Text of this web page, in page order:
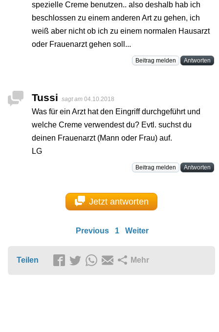
spezielle Creme benutzen.. also deshalb hab ich
beschlossen zu einem anderen Art zu gehen, ich
weiß aber nicht ob ich zu einem normalen Hausarzt
oder Frauenarzt gehen soll...
Beitrag melden Antworten
Tussi sagt am 04.10.2018
Was für ein Arzt hat den Eingriff durchgeführt und
welche Creme verwendest du? Evtl. suchst du
deinen Frauenarzt (Mann oder Frau) auf.
LG
Beitrag melden Antworten
Jetzt antworten
Previous 1 Weiter
Teilen Mehr